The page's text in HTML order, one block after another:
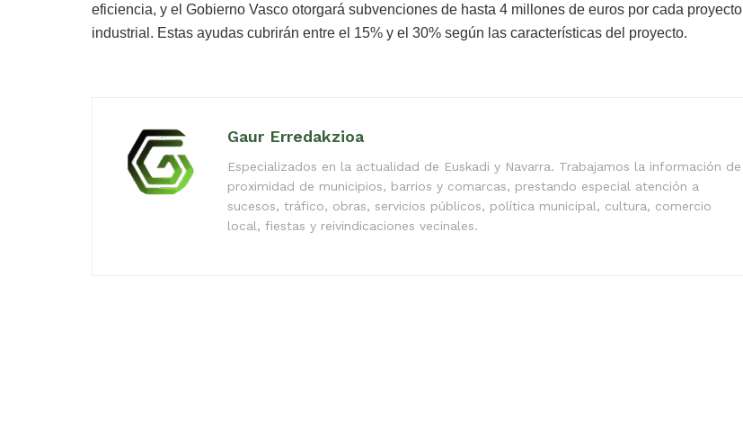
eficiencia, y el Gobierno Vasco otorgará subvenciones de hasta 4 millones de euros por cada proyecto
industrial. Estas ayudas cubrirán entre el 15% y el 30% según las características del proyecto.
Gaur Erredakzioa
Especializados en la actualidad de Euskadi y Navarra. Trabajamos la información de
proximidad de municipios, barrios y comarcas, prestando especial atención a
sucesos, tráfico, obras, servicios públicos, política municipal, cultura, comercio
local, fiestas y reivindicaciones vecinales.